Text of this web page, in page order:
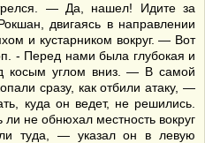
— Да, нашел! Идите за
двигаясь в направлении
и кустарником вокруг. — Вот
- Перед нами была глубокая и
косым углом вниз. — В самой
сразу, как отбили атаку, —
куда он ведет, не решились.
не обнюхал местность вокруг
туда, — указал он в левую